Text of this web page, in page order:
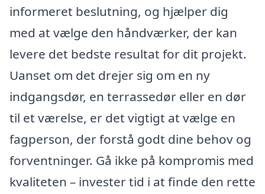
informeret beslutning, og hjælper dig
med at vælge den håndværker, der kan
levere det bedste resultat for dit projekt.
Uanset om det drejer sig om en ny
indgangsdør, en terrassedør eller en dør
til et værelse, er det vigtigt at vælge en
fagperson, der forstå godt dine behov og
forventninger. Gå ikke på kompromis med
kvaliteten – invester tid i at finde den rette